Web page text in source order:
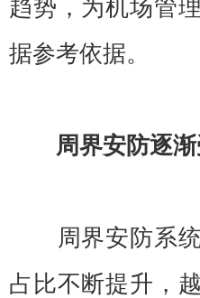
趋势，为机场管
据参考依据。
周界安防逐
周界安防系统
占比不断提升，